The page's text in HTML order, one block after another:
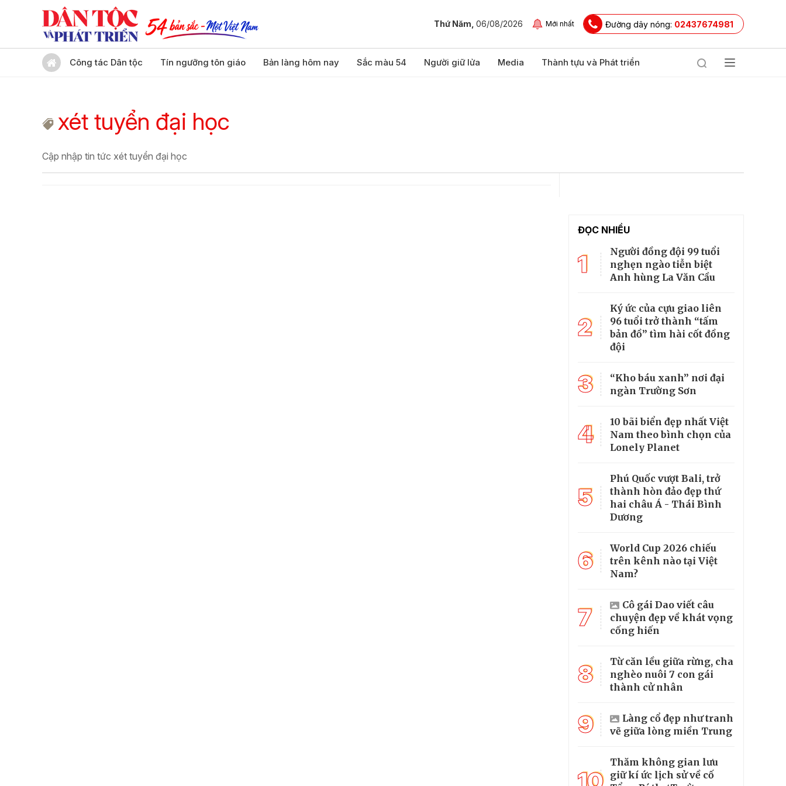
Thứ Năm, 06/08/2026 Mới nhất Đường dây nóng: 02437674981
Công tác Dân tộc Tín ngưỡng tôn giáo Bản làng hôm nay Sắc màu 54 Người giữ lửa Media Thành tựu và Phát triển
xét tuyển đại học
Cập nhập tin tức xét tuyển đại học
ĐỌC NHIỀU
1
Người đồng đội 99 tuổi
nghẹn ngào tiễn biệt
Anh hùng La Văn Cầu
2
Ký ức của cựu giao liên
96 tuổi trở thành “tấm
bản đồ” tìm hài cốt đồng
đội
3
“Kho báu xanh” nơi đại
ngàn Trường Sơn
4
10 bãi biển đẹp nhất Việt
Nam theo bình chọn của
Lonely Planet
5
Phú Quốc vượt Bali, trở
thành hòn đảo đẹp thứ
hai châu Á - Thái Bình
Dương
6
World Cup 2026 chiếu
trên kênh nào tại Việt
Nam?
7
Cô gái Dao viết câu
chuyện đẹp về khát vọng
cống hiến
8
Từ căn lều giữa rừng, cha
nghèo nuôi 7 con gái
thành cử nhân
9
Làng cổ đẹp như tranh
vẽ giữa lòng miền Trung
Thăm không gian lưu
giữ kí ức lịch sử về cố